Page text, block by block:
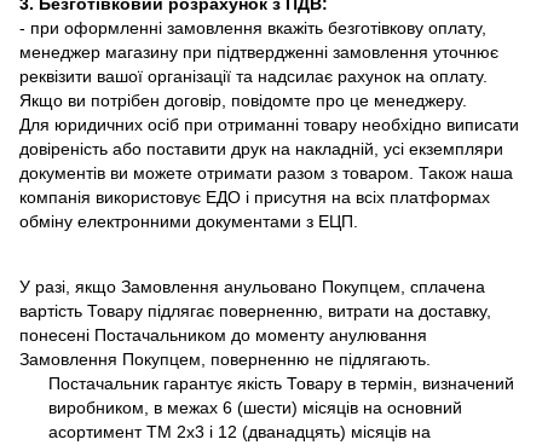
3. Безготівковий розрахунок з ПДВ:
- при оформленні замовлення вкажіть безготівкову оплату,
менеджер магазину при підтвердженні замовлення уточнює
реквізити вашої організації та надсилає рахунок на оплату.
Якщо ви потрібен договір, повідомте про це менеджеру.
Для юридичних осіб при отриманні товару необхідно виписати
довіреність або поставити друк на накладній, усі екземпляри
документів ви можете отримати разом з товаром. Також наша
компанія використовує ЕДО і присутня на всіх платформах
обміну електронними документами з ЕЦП.
У разі, якщо Замовлення анульовано Покупцем, сплачена
вартість Товару підлягає поверненню, витрати на доставку,
понесені Постачальником до моменту анулювання
Замовлення Покупцем, поверненню не підлягають.
Постачальник гарантує якість Товару в термін, визначений
виробником, в межах 6 (шести) місяців на основний
асортимент ТМ 2х3 і 12 (дванадцять) місяців на